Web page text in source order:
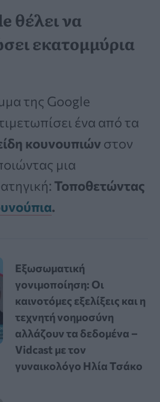
θέλει να
εκατομμύρια
της Google
ένα από τα
κουνουπιών στον
μια
Τοποθετώντας
.
Εξωσωματική
γονιμοποίηση: Οι
καινοτόμες εξελίξεις και η
τεχνητή νοημοσύνη
αλλάζουν τα δεδομένα –
Vidcast με τον
γυναικολόγο Ηλία Τσάκο